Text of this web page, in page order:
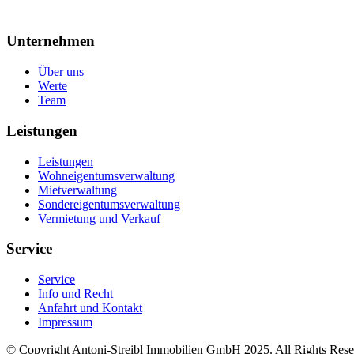
Unternehmen
Über uns
Werte
Team
Leistungen
Leistungen
Wohneigentumsverwaltung
Mietverwaltung
Sondereigentumsverwaltung
Vermietung und Verkauf
Service
Service
Info und Recht
Anfahrt und Kontakt
Impressum
© Copyright Antoni-Streibl Immobilien GmbH 2025. All Rights